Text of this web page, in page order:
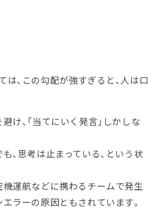
は、この勾配が強すぎると、人は口
け、「当てにいく発言」しかしな
、思考は止まっている、という状
機運航などに携わるチームで発生
ラーの原因ともされています。